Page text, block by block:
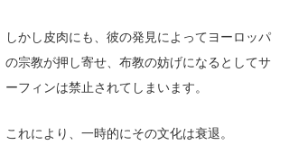
しかし皮肉にも、彼の発見によってヨーロッパ
の宗教が押し寄せ、布教の妨げになるとしてサ
ーフィンは禁止されてしまいます。
これにより、一時的にその文化は衰退。
SancheZ
ゴン